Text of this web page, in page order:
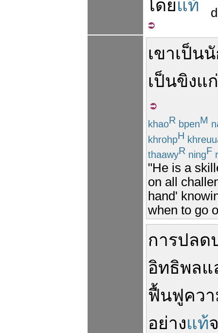
โดยแท้
เขาเป็น
เป็นขิงแก่
khaoR bpenM
khrohpH
thaawyR ningF
"He is a
on all
hand'
when to go
การปลด
อิทธิพลแ
ฟื้นฟูคว
อย่างแท้